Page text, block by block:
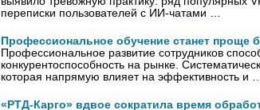
переписки пользователей с ИИ-чатами …
Профессиональное обучение станет проще
Профессиональное развитие сотрудников
конкурентоспособность на рынке.
которая напрямую влияет на эффективность и …
«РТД-Карго» вдвое сократила время